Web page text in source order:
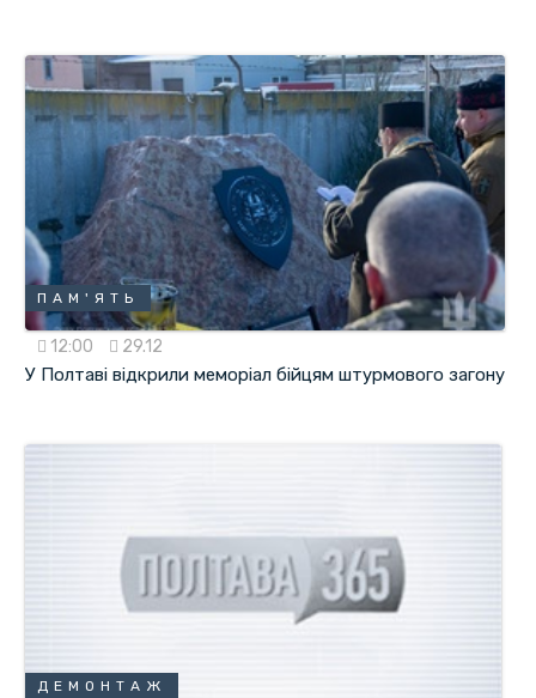
ПАМ'ЯТЬ
12:00 29.12
У Полтаві відкрили меморіал бійцям штурмового загону
ДЕМОНТАЖ